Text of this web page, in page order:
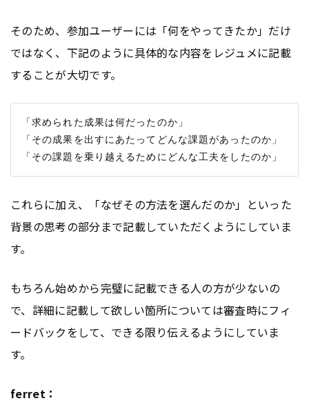
そのため、参加ユーザーには「何をやってきたか」だけ
ではなく、下記のように具体的な内容をレジュメに記載
することが大切です。
「求められた成果は何だったのか」
「その成果を出すにあたってどんな課題があったのか」
これらに加え、「なぜその方法を選んだのか」といった
背景の思考の部分まで記載していただくようにしていま
す。
もちろん始めから完璧に記載できる人の方が少ないの
で、詳細に記載して欲しい箇所については審査時にフィ
ードバックをして、できる限り伝えるようにしていま
す。
ferret：